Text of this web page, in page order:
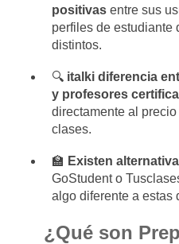
positivas entre sus
perfiles de estudiante
distintos.
🔍 italki diferencia
y profesores
directamente al
clases.
🏫 Existen
GoStudent o
algo diferente a estas
¿Qué son